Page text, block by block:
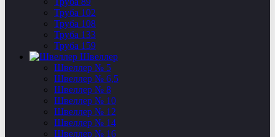
Труба 102
Труба 108
Труба 133
Труба 159
Швеллер
Швеллер № 5
Швеллер № 6,5
Швеллер № 8
Швеллер № 10
Швеллер № 12
Швеллер № 14
Швеллер № 16